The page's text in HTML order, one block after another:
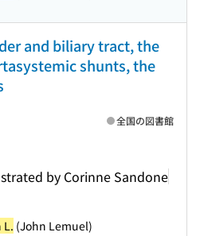
and biliary tract, the
shunts, the
by Corinne Sandone
全国の図書館
L. (John Lemuel)